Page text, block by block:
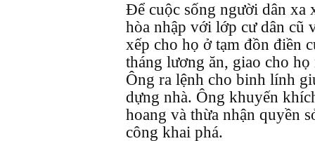
Để cuộc sống người dân xa
hòa nhập với lớp cư dân cũ
xếp cho họ ở tạm đồn điền
tháng lương ăn, giao cho
Ông ra lệnh cho binh lính
dựng nhà. Ông khuyến
hoang và thừa nhận quyền
công khai phá.